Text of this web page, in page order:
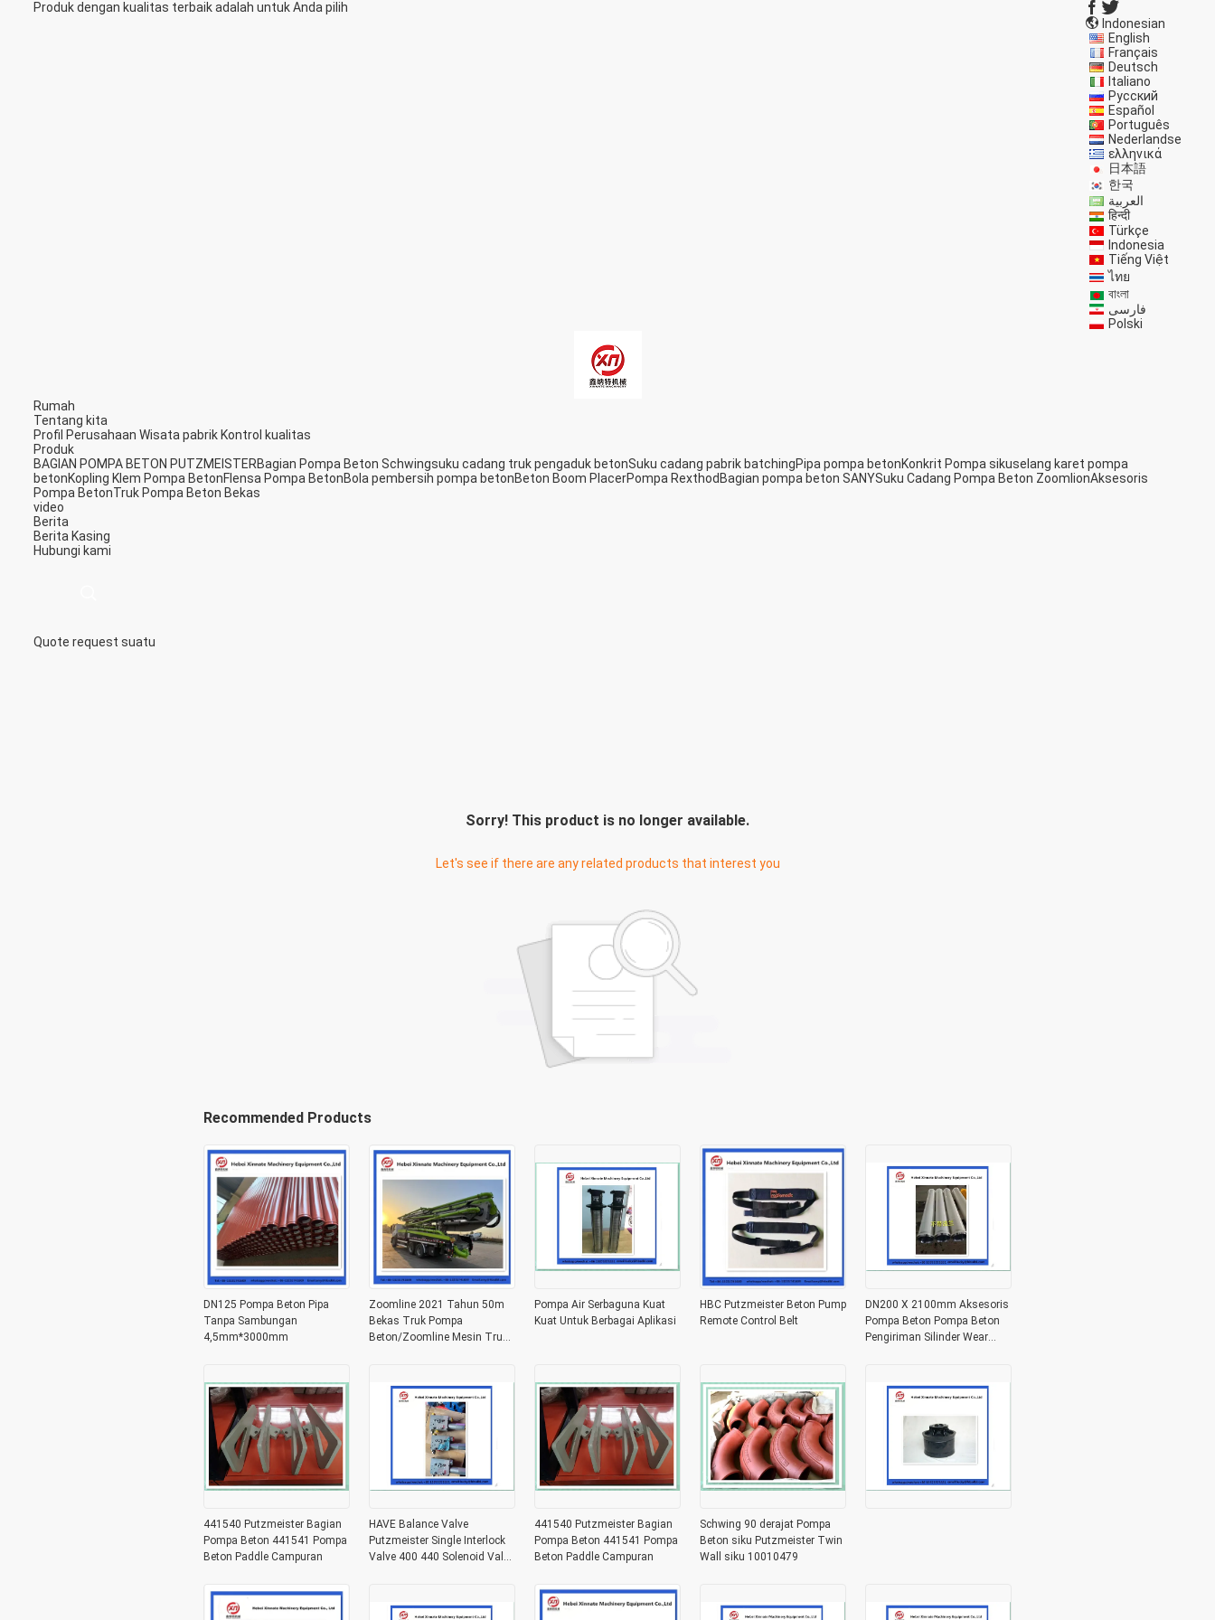
Produk dengan kualitas terbaik adalah untuk Anda pilih
Indonesian
English
Français
Deutsch
Italiano
Русский
Español
Português
Nederlandse
ελληνικά
日本語
한국
العربية
हिन्दी
Türkçe
Indonesia
Tiếng Việt
ไทย
বাংলা
فارسی
Polski
Rumah
Tentang kita
Profil Perusahaan Wisata pabrik Kontrol kualitas
Produk
BAGIAN POMPA BETON PUTZMEISTERBagian Pompa Beton Schwingsuku cadang truk pengaduk betonSuku cadang pabrik batchingPipa pompa betonKonkrit Pompa sikuselang karet pompa
betonKopling Klem Pompa BetonFlensa Pompa BetonBola pembersih pompa betonBeton Boom PlacerPompa Rexthod Bagian pompa beton SANYSuku Cadang Pompa Beton ZoomlionAksesoris
Pompa BetonTruk Pompa Beton Bekas
video
Berita
Berita Kasing
Hubungi kami
Quote request suatu
Sorry! This product is no longer available.
Let's see if there are any related products that interest you
Recommended Products
DN125 Pompa Beton Pipa
Tanpa Sambungan
4,5mm*3000mm
Zoomline 2021 Tahun 50m
Bekas Truk Pompa
Beton/Zoomline Mesin Truk
Pompa Air Serbaguna Kuat
Kuat Untuk Berbagai Aplikasi
HBC Putzmeister Beton Pump
Remote Control Belt
DN200 X 2100mm Aksesoris
Pompa Beton Pompa Beton
Pengiriman Silinder Wear
441540 Putzmeister Bagian
Pompa Beton 441541 Pompa
Beton Paddle Campuran
HAVE Balance Valve
Putzmeister Single Interlock
Valve 400 440 Solenoid Valve
441540 Putzmeister Bagian
Pompa Beton 441541 Pompa
Beton Paddle Campuran
Schwing 90 derajat Pompa
Beton siku Putzmeister Twin
Wall siku 10010479